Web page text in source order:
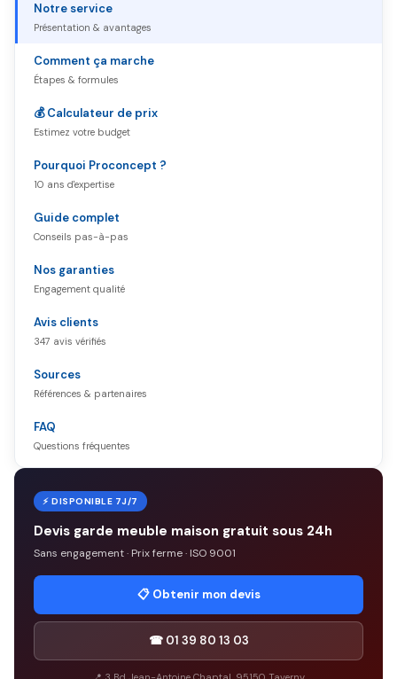
Notre service
Présentation & avantages
Comment ça marche
Étapes & formules
💰 Calculateur de prix
Estimez votre budget
Pourquoi Proconcept ?
10 ans d'expertise
Guide complet
Conseils pas-à-pas
Nos garanties
Engagement qualité
Avis clients
347 avis vérifiés
Sources
Références & partenaires
FAQ
Questions fréquentes
⚡ DISPONIBLE 7J/7
Devis garde meuble maison gratuit sous 24h
Sans engagement · Prix ferme · ISO 9001
📋 Obtenir mon devis
☎ 01 39 80 13 03